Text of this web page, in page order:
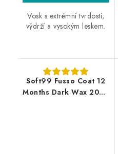
Vosk s extrémní tvrdostí,
výdrží a vysokým leskem.
Soft99 Fusso Coat 12
Months Dark Wax 200g